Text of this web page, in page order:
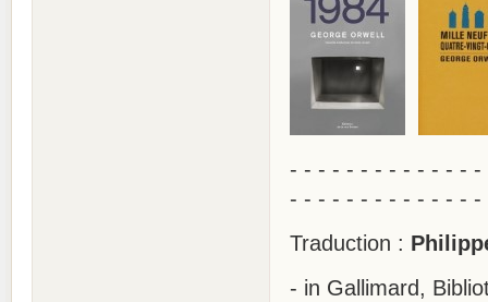
- - - - - - - - - - - - -
- - - - - - - - - - - - -
Traduction :
- in Gallimard,